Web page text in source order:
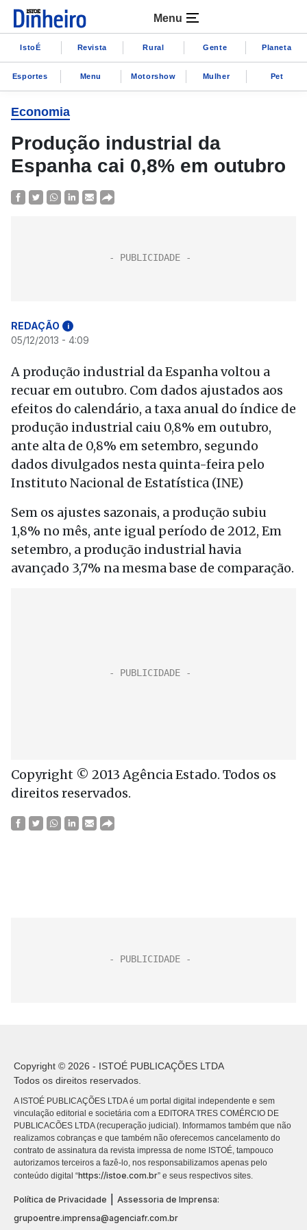
Menu
IstoÉ Revista Rural Gente Planeta
Esportes Menu Motorshow Mulher Pet
Economia
Produção industrial da
Espanha cai 0,8% em outubro
REDAÇÃO i
05/12/2013 - 4:09
A produção industrial da Espanha voltou a
recuar em outubro. Com dados ajustados aos
efeitos do calendário, a taxa anual do índice de
produção industrial caiu 0,8% em outubro,
ante alta de 0,8% em setembro, segundo
dados divulgados nesta quinta-feira pelo
Instituto Nacional de Estatística (INE)
Sem os ajustes sazonais, a produção subiu
1,8% no mês, ante igual período de 2012, Em
setembro, a produção industrial havia
avançado 3,7% na mesma base de comparação.
Copyright © 2013 Agência Estado. Todos os
direitos reservados.
Copyright © 2026 - ISTOÉ PUBLICAÇÕES LTDA
Todos os direitos reservados.
A ISTOÉ PUBLICAÇÕES LTDA é um portal digital independente e sem
vinculação editorial e societária com a EDITORA TRES COMÉRCIO DE
PUBLICACÕES LTDA (recuperação judicial). Informamos também que não
realizamos cobranças e que também não oferecemos cancelamento do
contrato de assinatura da revista impressa de nome ISTOÉ, tampouco
autorizamos terceiros a fazê-lo, nos responsabilizamos apenas pelo
conteúdo digital “https://istoe.com.br” e seus respectivos sites.
Política de Privacidade
Assessoria de Imprensa:
grupoentre.imprensa@agenciafr.com.br